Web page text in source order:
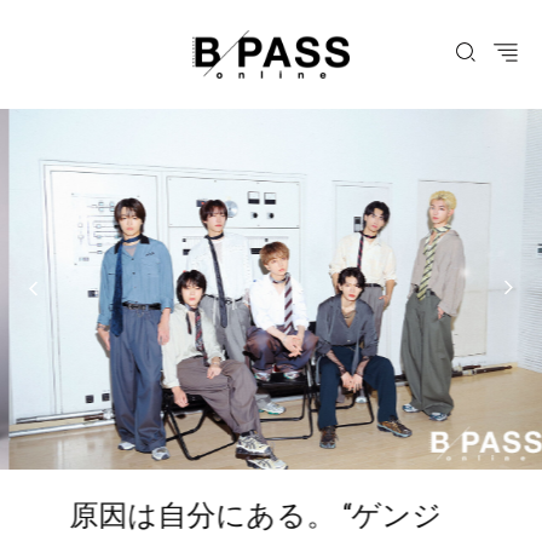
原因は自分にある。 “ゲンジ